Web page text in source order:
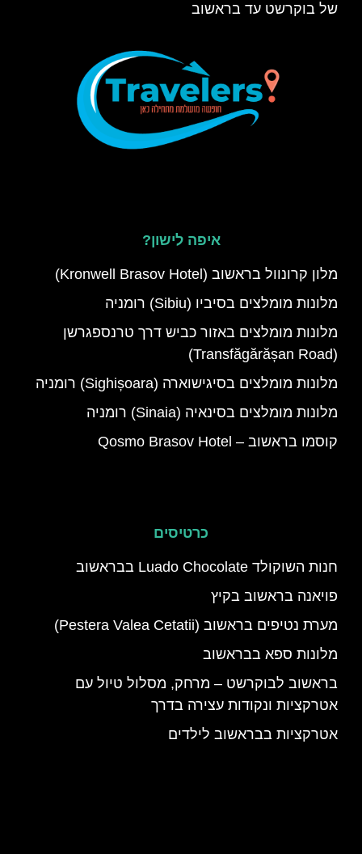
של בוקרשט עד בראשוב
איפה לישון?
מלון קרונוול בראשוב (Kronwell Brasov Hotel)
מלונות מומלצים בסיביו (Sibiu) רומניה
מלונות מומלצים באזור כביש דרך טרנספגרשן
(Transfăgărășan Road)
מלונות מומלצים בסיגישוארה (Sighișoara) רומניה
מלונות מומלצים בסינאיה (Sinaia) רומניה
קוסמו בראשוב – Qosmo Brasov Hotel
כרטיסים
חנות השוקולד Luado Chocolate בבראשוב
פויאנה בראשוב בקיץ
מערת נטיפים בראשוב (Pestera Valea Cetatii)
מלונות ספא בבראשוב
בראשוב לבוקרשט – מרחק, מסלול טיול עם
אטרקציות ונקודות עצירה בדרך
אטרקציות בבראשוב לילדים